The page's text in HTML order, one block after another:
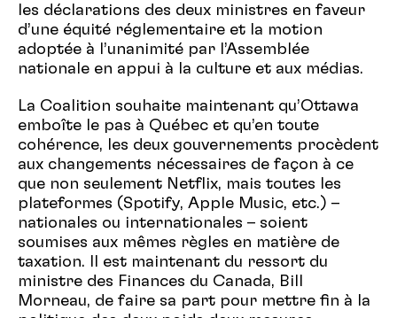
les déclarations des deux ministres en faveur
d’une équité réglementaire et la motion
adoptée à l’unanimité par l’Assemblée
nationale en appui à la culture et aux médias.
La Coalition souhaite maintenant qu’Ottawa
emboîte le pas à Québec et qu’en toute
cohérence, les deux gouvernements procèdent
aux changements nécessaires de façon à ce
que non seulement Netflix, mais toutes les
plateformes (Spotify, Apple Music, etc.) –
nationales ou internationales – soient
soumises aux mêmes règles en matière de
taxation. Il est maintenant du ressort du
ministre des Finances du Canada, Bill
Morneau, de faire sa part pour mettre fin à la